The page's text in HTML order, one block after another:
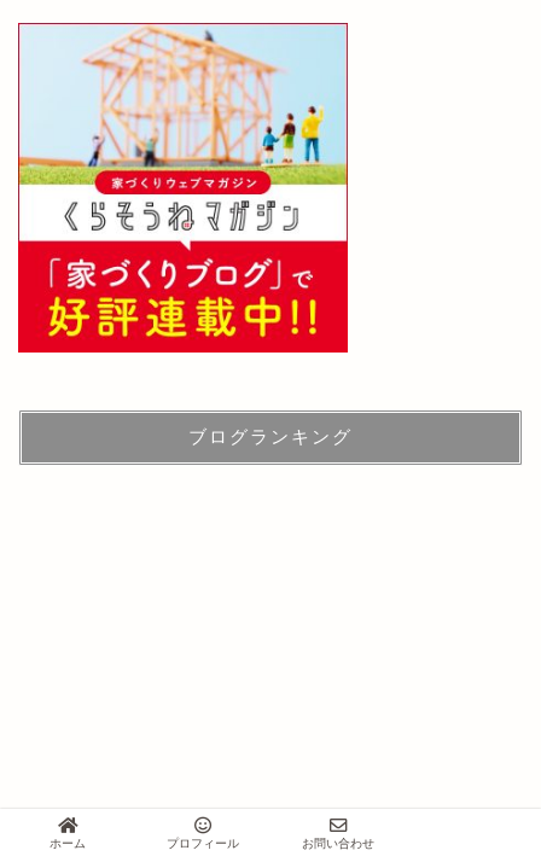
ブログランキング
ホーム プロフィール お問い合わせ